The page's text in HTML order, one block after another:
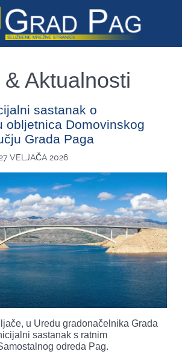
Aktualnosti
sastanak o
obljetnica Domovinskog
Grada Paga
VELJAČA 2026
u Uredu gradonačelnika Grada
sastanak s ratnim
odreda Pag.